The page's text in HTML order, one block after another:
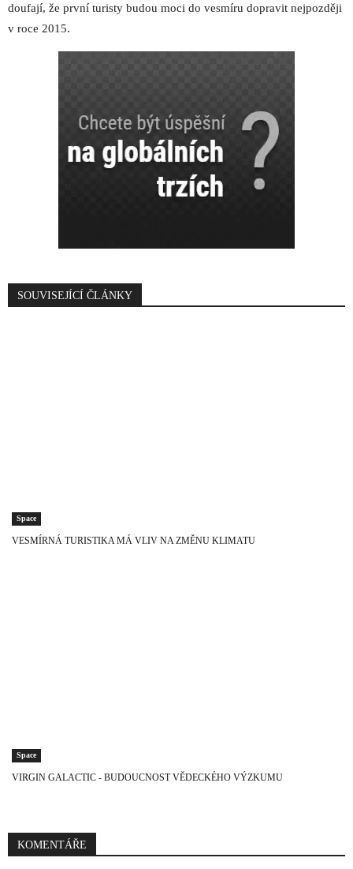
doufají, že první turisty budou moci do vesmíru dopravit nejpozději
v roce 2015.
SOUVISEJÍCÍ ČLÁNKY
Space
VESMÍRNÁ TURISTIKA MÁ VLIV NA ZMĚNU KLIMATU
Space
VIRGIN GALACTIC - BUDOUCNOST VĚDECKÉHO VÝZKUMU
KOMENTÁŘE